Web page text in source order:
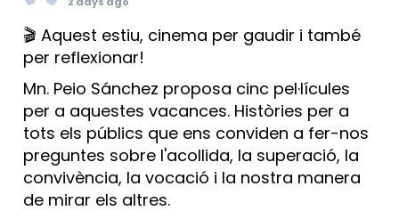
🎬 Aquest estiu, cinema per gaudir i també
per reflexionar!
Mn. Peio Sánchez proposa cinc pel·lícules
per a aquestes vacances. Històries per a
tots els públics que ens conviden a fer-nos
preguntes sobre l'acollida, la superació, la
convivència, la vocació i la nostra manera
de mirar els altres.